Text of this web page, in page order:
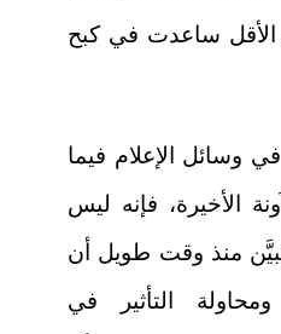
الأقل ساعدت في كبح
وسائل الإعلام فيما
الأخيرة، فإنه ليس
منذ وقت طويل أن
التأثير في